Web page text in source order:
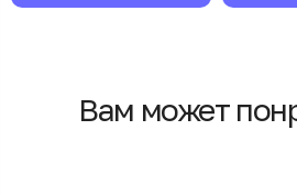
Вам может